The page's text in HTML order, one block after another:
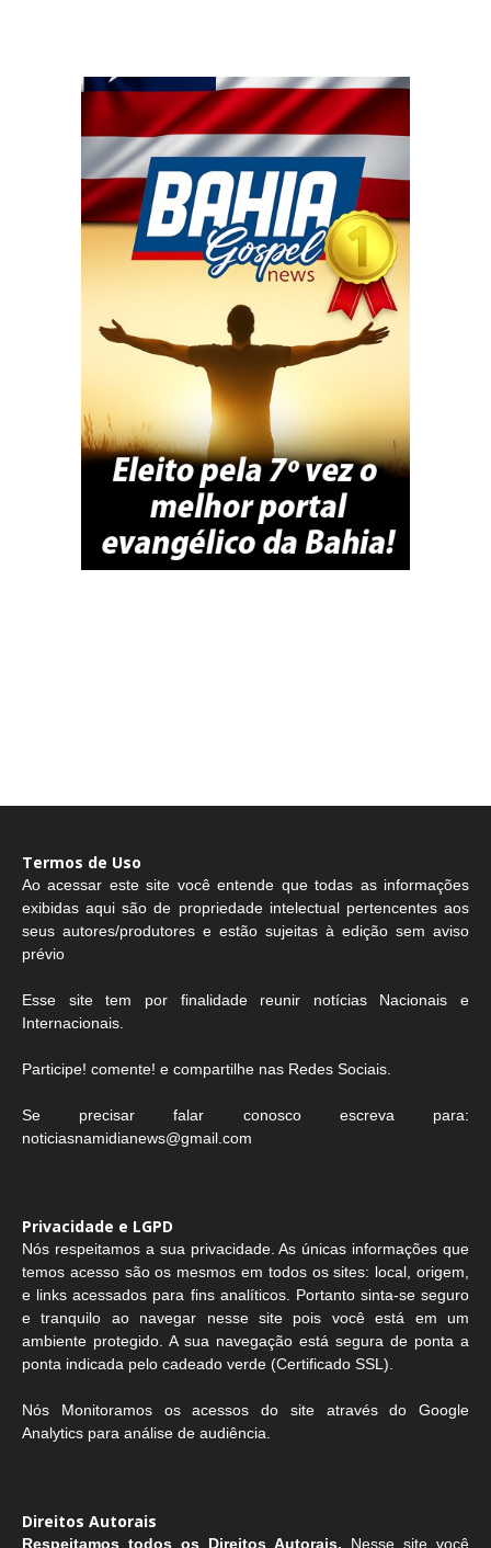
Termos de Uso
Ao acessar este site você entende que todas as informações
exibidas aqui são de propriedade intelectual pertencentes aos
seus autores/produtores e estão sujeitas à edição sem aviso
prévio
Esse site tem por finalidade reunir notícias Nacionais e
Internacionais.
Participe! comente! e compartilhe nas Redes Sociais.
Se precisar falar conosco escreva para:
noticiasnamidianews@gmail.com
Privacidade e LGPD
Nós respeitamos a sua privacidade. As únicas informações que
temos acesso são os mesmos em todos os sites: local, origem,
e links acessados para fins analíticos. Portanto sinta-se seguro
e tranquilo ao navegar nesse site pois você está em um
ambiente protegido. A sua navegação está segura de ponta a
ponta indicada pelo cadeado verde (Certificado SSL).
Nós Monitoramos os acessos do site através do Google
Analytics para análise de audiência.
Direitos Autorais
Respeitamos todos os Direitos Autorais. Nesse site você